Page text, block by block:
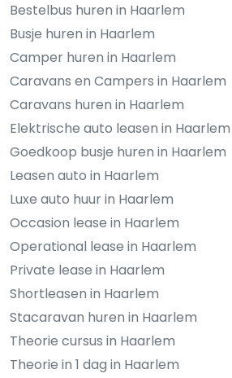
Bestelbus huren in Haarlem
Busje huren in Haarlem
Camper huren in Haarlem
Caravans en Campers in Haarlem
Caravans huren in Haarlem
Elektrische auto leasen in Haarlem
Goedkoop busje huren in Haarlem
Leasen auto in Haarlem
Luxe auto huur in Haarlem
Occasion lease in Haarlem
Operational lease in Haarlem
Private lease in Haarlem
Shortleasen in Haarlem
Stacaravan huren in Haarlem
Theorie cursus in Haarlem
Theorie in 1 dag in Haarlem